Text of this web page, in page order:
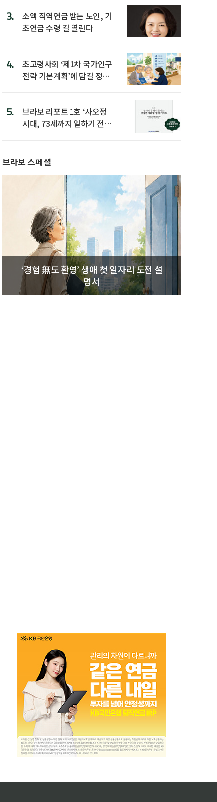
3.
소액 직역연금 받는 노인, 기
초연금 수령 길 열린다
4.
초고령사회 ‘제1차 국가인구
전략 기본계획’에 담길 정책
5.
브라보 리포트 1호 ‘사오정
시대, 73세까지 일하기 전략’
브라보 스페셜
‘경험 無도 환영’ 생애 첫 일자리 도전 설
명서